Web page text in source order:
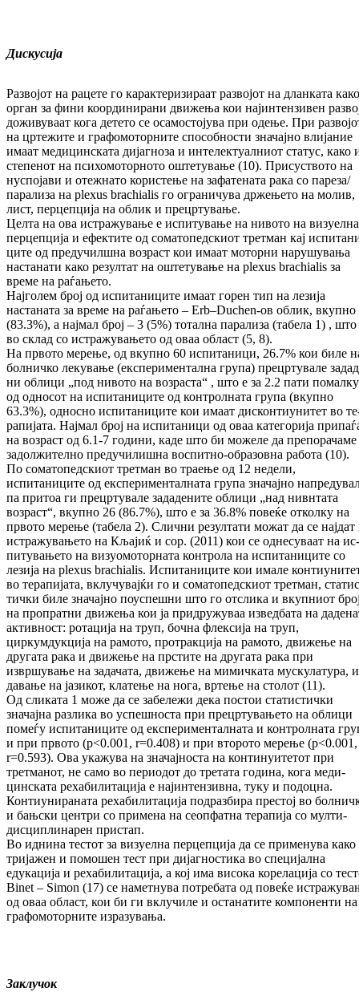
Дискусија
Развојот на рацете го карактеризираат раз­вој­от на дланката како
орган за фини коор­ди­ни­рани дви­жења кои најинтензивен
до­жи­вуваат кога детето се осамостојува при оде­ње. При
на цртежите и гра­фо­мо­тор­ните спо­соб­ности значајно влијание
има­ат ме­ди­цин­ска­та дијагноза и ин­те­лек­туал­ни­от статус, како
сте­пенот на пси­хо­мо­тор­но­то оштетување (10). При­суството на
нус­по­ја­ви и отежнато ко­рис­те­ње на зафатената рака со пареза/
парализа на plexus brachialis го ог­ра­ни­чува држењето на мо­лив,
лист, пер­цеп­ци­ја на облик и прецртување.
Целта на ова истражување е испитување на ни­­вото на
перцепција и ефектите од со­матопедскиот третман кај
ци­те од пре­дучилшна возраст кои имаат мо­тор­ни на­ру­шу­вања
настанати како резултат на ош­те­ту­ва­ње на plexus brachialis за
време на ра­ѓањето.
Нај­голем број од испитаниците имаат горен тип на лезија
настаната за време на раѓањето – Erb–Duc­hen-ов облик, вкупно
(83.3%), а најмал број – 3 (5%) тотална парализа (та­бе­ла 1) , што
во склад со истражувањето од оваа област (5, 8).
На првото мерење, од вкупно 60 ис­пи­та­ни­ци, 26.7% кои биле
болничко лекување (екс­пери­мен­тална група) прецртувале
ни об­ли­ци „под нивото на возраста“ , што е за 2.2 па­ти по­мал­ку
од односот на ис­пи­та­ни­ци­те од кон­трол­на­та група (вкупно
63.3%), од­нос­но ис­пи­та­ни­ци­те кои имаат дис­контиунитет во
ра­пи­ја­та. Нај­мал број на испитаници од оваа ка­те­го­ри­ја
на воз­раст од 6.1-7 го­дини, каде што би мо­желе да препорачаме
за­должително пре­­ду­чи­лиш­на воспитно-об­ра­зовна работа (10).
По соматопедскиот третман во траење од 12 не­де­ли,
испитаниците од експерименталната гру­па значајно
па притоа ги пре­цр­ту­ва­ле зададените облици „над нив­нта­та
возраст“, вкуп­но 26 (86.7%), што е за 36.8% повеќе от­кол­ку на
првото мерење (та­бе­ла 2). Слични ре­зул­тати можат да се нај­дат
истражувањето на Кљајиќ и сор. (2011) кои се однесуваат на ис­
пи­тувањето на визу­омоторната контрола на ис­пи­таниците со
лезија на plexus brachialis. Ис­пи­та­ниците кои имале
во те­ра­пи­ја­та, вклу­чу­вајќи го и соматопедскиот третман,
тички биле значајно поуспешни што го от­­слика и вкупниот
на пропратни дви­же­ња кои ја придружуваа изведбата на
ак­тив­ност: ротација на труп, бочна флек­сија на труп,
циркумдукција на рамото, про­тракција на ра­мото, движење на
другата ра­ка и движење на прс­тите на другата рака при
извршување на за­да­ча­та, движење на ми­мичката мускулатура,
да­вање на ја­зи­кот, клатење на нога, вртење на сто­лот (11).
Од сликата 1 може да се забележи дека постои ста­тистички
значајна разлика во ус­пеш­носта при прецртувањето на облици
по­ме­ѓу ис­пи­та­ни­ци­те од експерименталната и кон­тролната
и при првото (p<0.001, r=0.408) и при вто­ро­то мерење (p<0.001,
r=0.593). Ова укажува на зна­чајноста на кон­ти­нуитетот при
третманот, не само во пе­рио­дот до третата година, кога ме­ди­
цинската ре­ха­билитација е најинтензивна, туку и по­доц­на.
Контиунираната ре­ха­би­ли­та­ци­ја под­раз­бира престој во
и бањски цен­­три со примена на сеопфатна терапија со мул­­т­и­
дисциплинарен пристап.
Во иднина тестот за визуелна перцепција да се при­менува како
тријажен и помошен тест при ди­јагностика во специјална
едукација и ре­ха­би­ли­та­ција, а кој има висока корелација со
Binet – Simon (17) се наметнува пот­ребата од по­ве­ќе
од оваа об­ласт, кои би ги вклу­чиле и останатите ком­поненти на
гра­фо­мо­тор­ните изразувања.
Заклучок